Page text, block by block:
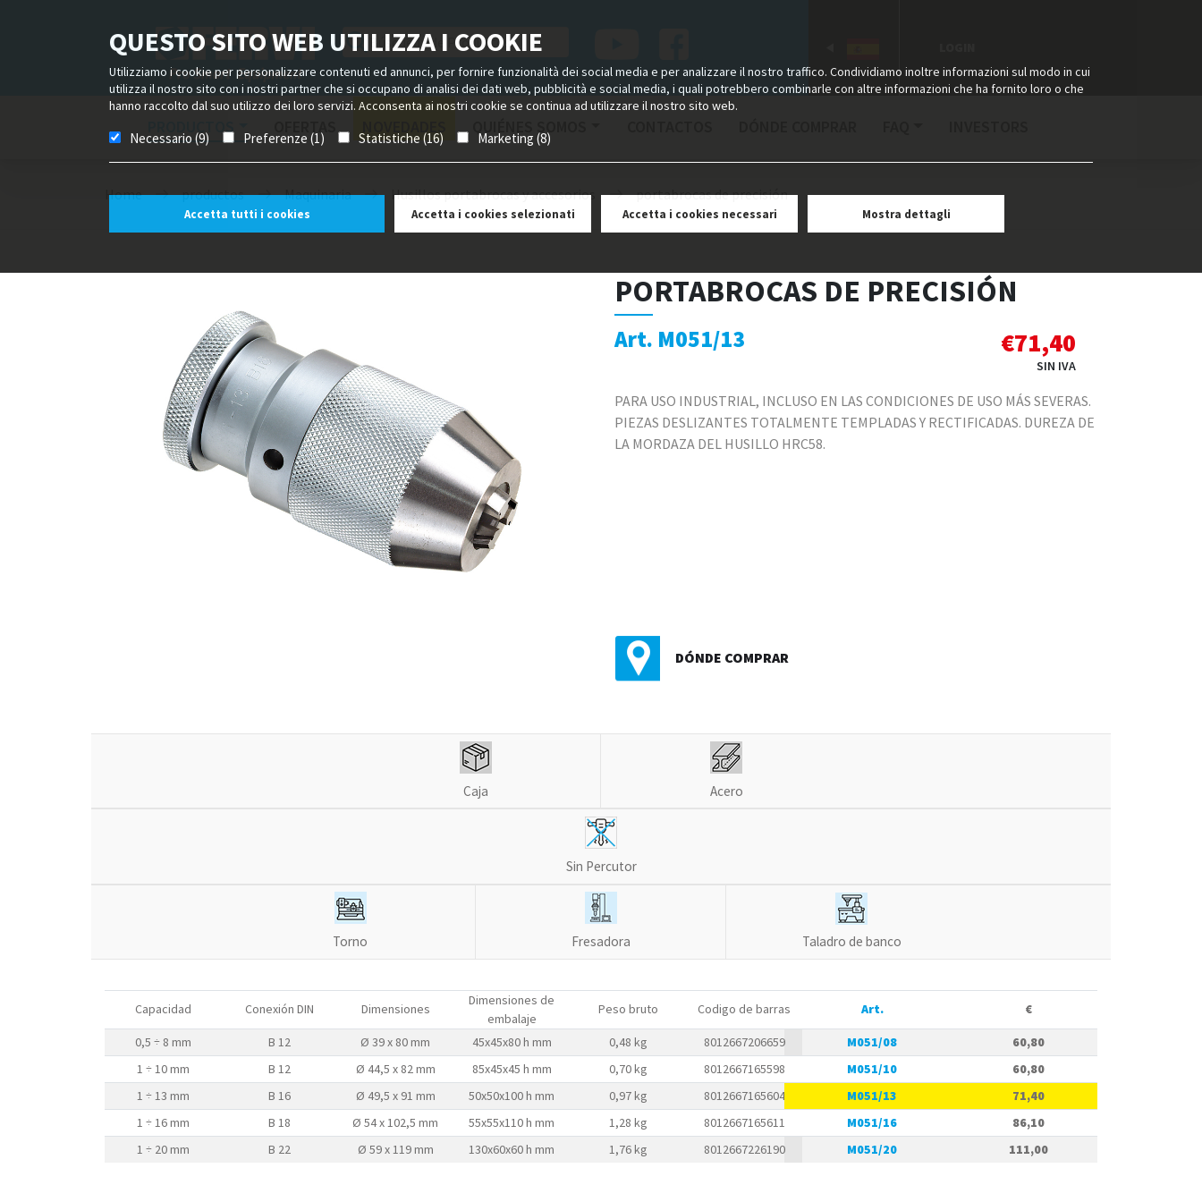
QUESTO SITO WEB UTILIZZA I COOKIE
Utilizziamo i cookie per personalizzare contenuti ed annunci, per fornire funzionalità dei social media e per analizzare il nostro traffico. Condividiamo inoltre informazioni sul modo in cui
utilizza il nostro sito con i nostri partner che si occupano di analisi dei dati web, pubblicità e social media, i quali potrebbero combinarle con altre informazioni che ha fornito loro o che
hanno raccolto dal suo utilizzo dei loro servizi. Acconsenta ai nostri cookie se continua ad utilizzare il nostro sito web.
Necessario (9) Preferenze (1) Statistiche (16) Marketing (8)
Accetta tutti i cookies Accetta i cookies selezionati Accetta i cookies necessari Mostra dettagli
PRODUCTOS
Home productos Maquinaria Husillos portabrocas y accesorios portabrocas de precisión
PORTABROCAS DE PRECISIÓN
Art. M051/13 €71,40
SIN IVA
PARA USO INDUSTRIAL, INCLUSO EN LAS CONDICIONES DE USO MÁS SEVERAS.
PIEZAS DESLIZANTES TOTALMENTE TEMPLADAS Y RECTIFICADAS. DUREZA DE
LA MORDAZA DEL HUSILLO HRC58.
DÓNDE COMPRAR
Caja Acero
Sin Percutor
Torno Fresadora Taladro de banco
Capacidad Conexión DIN Dimensiones
Dimensiones de
embalaje
Peso bruto Codigo de barras
0,5 ÷ 8 mm B 12 Ø 39 x 80 mm 45x45x80 h mm 0,48 kg
8012667206659
1 ÷ 10 mm
B 12 Ø 44,5 x 82 mm 85x45x45 h mm 0,70 kg
8012667165598
1 ÷ 13 mm
B 16 Ø 49,5 x 91 mm 50x50x100 h mm 0,97 kg
8012667165604
1 ÷ 16 mm
B 18 Ø 54 x 102,5 mm 55x55x110 h mm 1,28 kg
8012667165611
1 ÷ 20 mm
B 22 Ø 59 x 119 mm 130x60x60 h mm 1,76 kg 8012667226190
Art. €
M051/08
60,80
M051/10
60,80
M051/13
71,40
M051/16
86,10
M051/20
111,00